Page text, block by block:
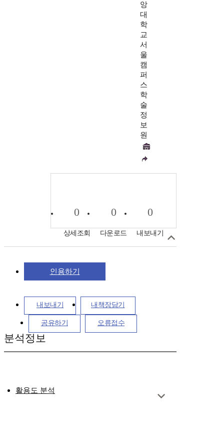
앙
대
학
교
서
울
캠
퍼
스
학
술
정
보
원
0
상세조회
0
다운로드
0
내보내기
인용하기
내보내기 내책장담기
공유하기 오류접수
분석정보
활용도 분석